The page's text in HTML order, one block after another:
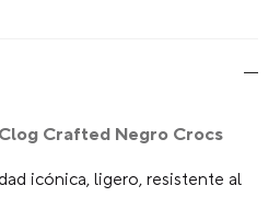
Crafted Negro Crocs
icónica, ligero, resistente al